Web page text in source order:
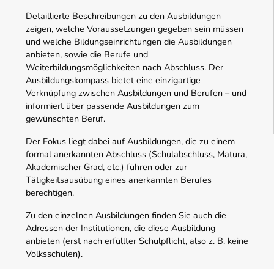
Detaillierte Beschreibungen zu den Ausbildungen
zeigen, welche Voraussetzungen gegeben sein müssen
und welche Bildungseinrichtungen die Ausbildungen
anbieten, sowie die Berufe und
Weiterbildungsmöglichkeiten nach Abschluss. Der
Ausbildungskompass bietet eine einzigartige
Verknüpfung zwischen Ausbildungen und Berufen – und
informiert über passende Ausbildungen zum
gewünschten Beruf.
Der Fokus liegt dabei auf Ausbildungen, die zu einem
formal anerkannten Abschluss (Schulabschluss, Matura,
Akademischer Grad, etc.) führen oder zur
Tätigkeitsausübung eines anerkannten Berufes
berechtigen.
Zu den einzelnen Ausbildungen finden Sie auch die
Adressen der Institutionen, die diese Ausbildung
anbieten (erst nach erfüllter Schulpflicht, also z. B. keine
Volksschulen).